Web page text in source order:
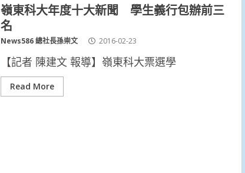
嶺東科大年度十大新聞 學生義行包辦前三
名
News586 總社長孫崇文 2016-02-23
【記者 陳建文 報導】嶺東科大票選學
Read More